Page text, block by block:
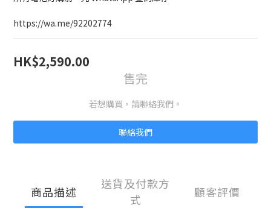
https://wa.me/92202774
HK$2,590.00
售完
若想購買，請聯絡我們。
聯絡我們
商品描述
送貨及付款方
式
顧客評價